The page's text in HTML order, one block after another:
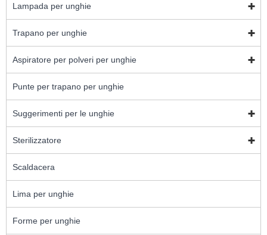
Lampada per unghie
Trapano per unghie
Aspiratore per polveri per unghie
Punte per trapano per unghie
Suggerimenti per le unghie
Sterilizzatore
Scaldacera
Lima per unghie
Forme per unghie